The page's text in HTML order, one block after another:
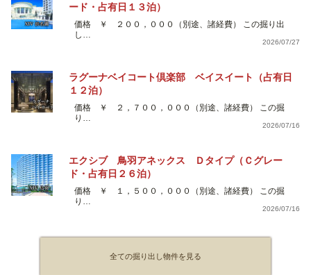
ード・占有日１３泊）
価格 ￥ ２００，０００（別途、諸経費） この掘り出
し…
2026/07/27
ラグーナベイコート倶楽部 ベイスイート（占有日
１２泊）
価格 ￥ ２，７００，０００（別途、諸経費） この掘
り…
2026/07/16
エクシブ 鳥羽アネックス Ｄタイプ（Ｃグレー
ド・占有日２６泊）
価格 ￥ １，５００，０００（別途、諸経費） この掘
り…
2026/07/16
全ての掘り出し物件を見る